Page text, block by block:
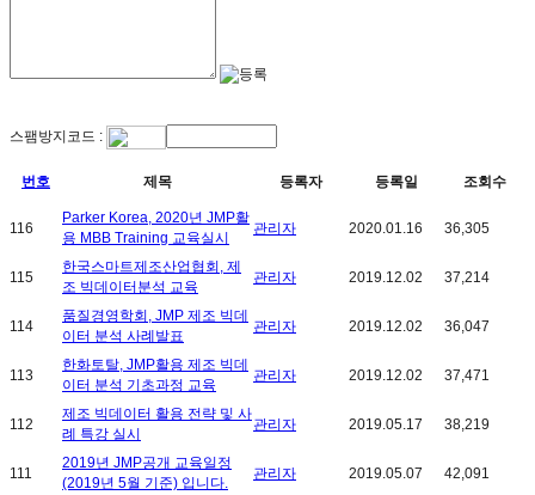
스팸방지코드 :
번호 제목 등록자 등록일 조회수
116
Parker Korea, 2020년 JMP활
용 MBB Training 교육실시
관리자 2020.01.16 36,305
115
한국스마트제조산업협회, 제
조 빅데이터분석 교육
관리자 2019.12.02 37,214
114
품질경영학회, JMP 제조 빅데
이터 분석 사례발표
관리자 2019.12.02 36,047
113
한화토탈, JMP활용 제조 빅데
이터 분석 기초과정 교육
관리자 2019.12.02 37,471
112
제조 빅데이터 활용 전략 및 사
례 특강 실시
관리자 2019.05.17 38,219
111
2019년 JMP공개 교육일정
(2019년 5월 기준) 입니다.
관리자 2019.05.07 42,091